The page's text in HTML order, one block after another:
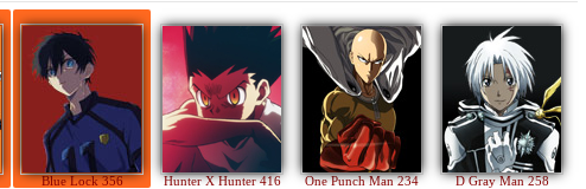
Blue Lock 356 Hunter X Hunter 416 One Punch Man 234 D Gray Man 258